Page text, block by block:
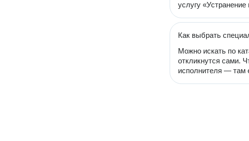
услугу
Как выбрать
Можно искать по
откликнутся сами.
исполнителя — там